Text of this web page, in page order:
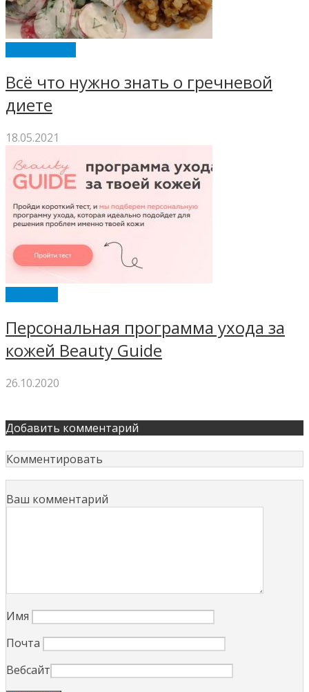
Всё что нужно знать о гречневой
диете
18.05.2021
Персональная программа ухода за
кожей Beauty Guide
26.10.2020
Добавить комментарий
Комментировать
Ваш комментарий
Имя
Почта
Вебсайт